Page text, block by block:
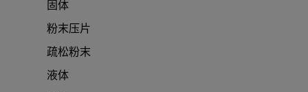
固体
粉末压片
疏松粉末
液体